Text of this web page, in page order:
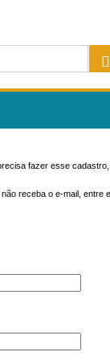
fazer esse
receba o e-mail, entre